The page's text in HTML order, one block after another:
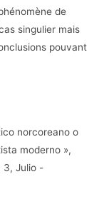
de
singulier mais
pouvant
norcoreano o
moderno »,
3, Julio -